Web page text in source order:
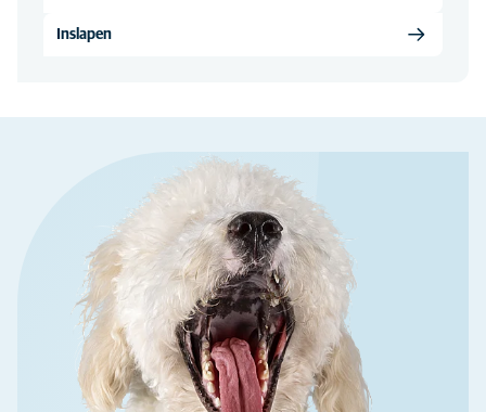
Inslapen